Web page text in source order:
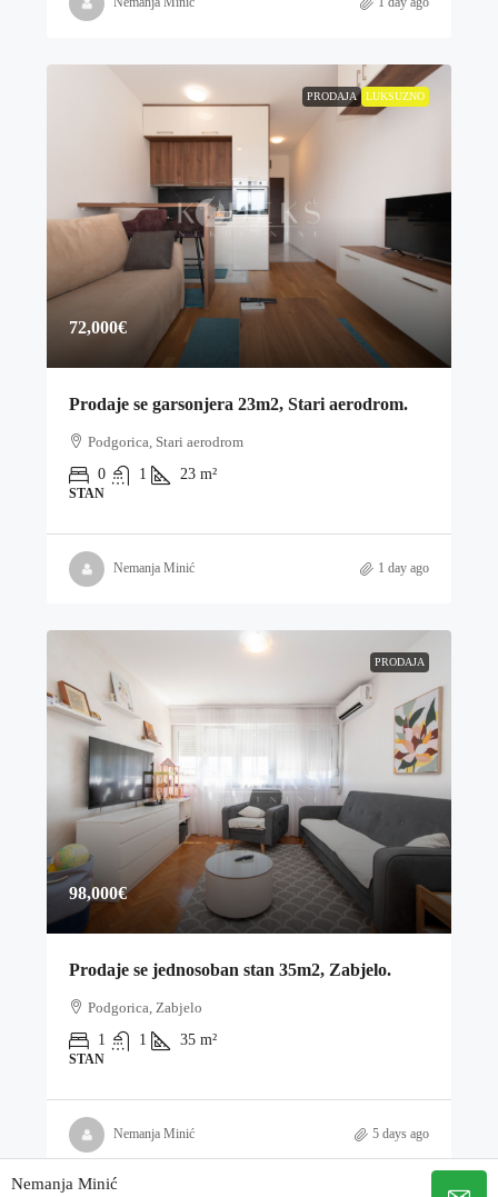
PRODAJA LUKSUZNO
72,000€
Prodaje se garsonjera 23m2, Stari aerodrom.
Podgorica, Stari aerodrom
0
1 23 m²
STAN
Nemanja Minić 1 day ago
PRODAJA
98,000€
Prodaje se jednosoban stan 35m2, Zabjelo.
Podgorica, Zabjelo
1
1 35 m²
STAN
Nemanja Minić 5 days ago
Nemanja Minić